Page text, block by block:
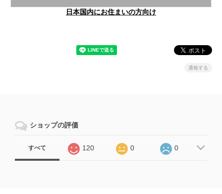
日本国内にお住まいの方向け
通報する
ショップの評価
すべて 120 0 0